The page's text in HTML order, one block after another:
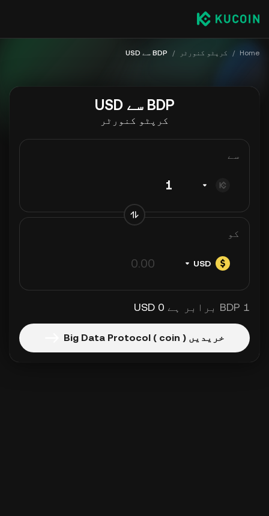
Home
/ کرپٹو کنورٹر / BDP سے USD
BDP سے USD
کرپٹو کنورٹر
سے
کو
USD
1 BDP برابر ہے 0 USD
خریدیں Big Data Protocol ( coin )